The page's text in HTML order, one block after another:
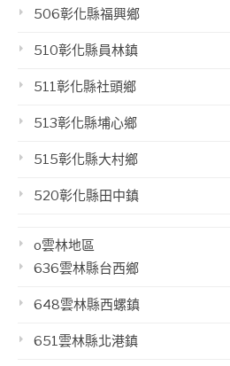
506彰化縣福興鄉
510彰化縣員林鎮
511彰化縣社頭鄉
513彰化縣埔心鄉
515彰化縣大村鄉
520彰化縣田中鎮
o雲林地區
636雲林縣台西鄉
648雲林縣西螺鎮
651雲林縣北港鎮